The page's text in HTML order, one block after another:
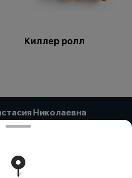
Киллер ролл
Николаевна
АНАСТАСИЯ НИКОЛАЕВНА
ядре